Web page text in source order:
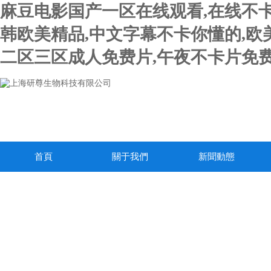
麻豆电影国产一区在线观看,在线不
韩欧美精品,中文字幕不卡你懂的,
二区三区成人免费片,午夜不卡片免
首頁 關于我們 新聞動態